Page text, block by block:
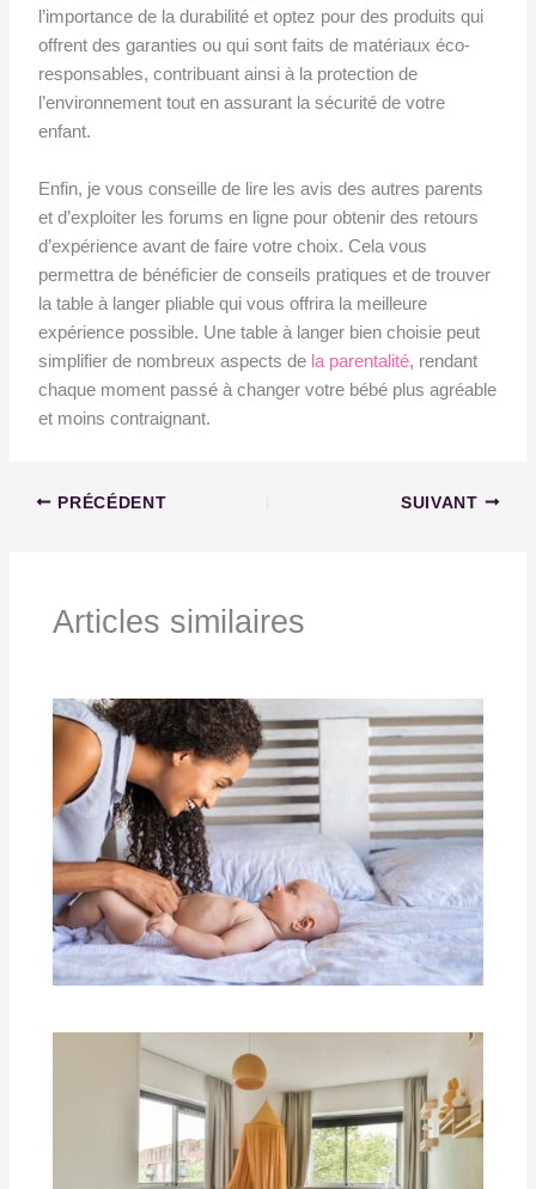
l’importance de la durabilité et optez pour des produits qui
offrent des garanties ou qui sont faits de matériaux éco-
responsables, contribuant ainsi à la protection de
l’environnement tout en assurant la sécurité de votre
enfant.
Enfin, je vous conseille de lire les avis des autres parents
et d’exploiter les forums en ligne pour obtenir des retours
d’expérience avant de faire votre choix. Cela vous
permettra de bénéficier de conseils pratiques et de trouver
la table à langer pliable qui vous offrira la meilleure
expérience possible. Une table à langer bien choisie peut
simplifier de nombreux aspects de la parentalité, rendant
chaque moment passé à changer votre bébé plus agréable
et moins contraignant.
PRÉCÉDENT SUIVANT
Articles similaires